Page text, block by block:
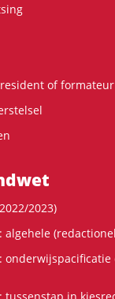
of formateur
2023)
algehele
onderwijspacificatie